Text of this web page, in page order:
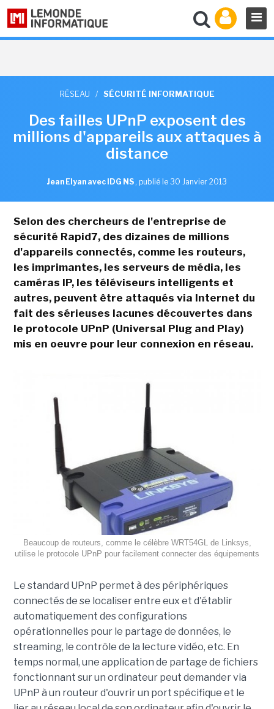
RÉSEAU / SÉCURITÉ INFORMATIQUE
Des failles UPnP exposent des
millions d'appareils aux attaques à
distance
Jean Elyan avec IDG NS , publié le 30 Janvier 2013
Selon des chercheurs de l'entreprise de
sécurité Rapid7, des dizaines de millions
d'appareils connectés, comme les routeurs,
les imprimantes, les serveurs de média, les
caméras IP, les téléviseurs intelligents et
autres, peuvent être attaqués via Internet du
fait des sérieuses lacunes découvertes dans
le protocole UPnP (Universal Plug and Play)
mis en oeuvre pour leur connexion en réseau.
Beaucoup de routeurs, comme le célèbre WRT54GL de Linksys,
utilise le protocole UPnP pour facilement connecter des équipements
Le standard UPnP permet à des périphériques
connectés de se localiser entre eux et d'établir
automatiquement des configurations
opérationnelles pour le partage de données, le
streaming, le contrôle de la lecture vidéo, etc. En
temps normal, une application de partage de fichiers
fonctionnant sur un ordinateur peut demander via
UPnP à un routeur d'ouvrir un port spécifique et le